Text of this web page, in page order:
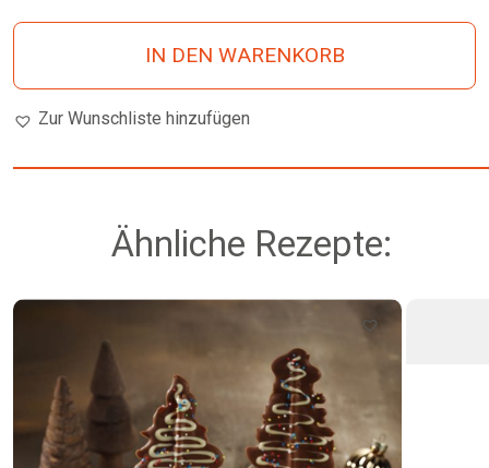
IN DEN WARENKORB
Zur Wunschliste hinzufügen
Ähnliche Rezepte: